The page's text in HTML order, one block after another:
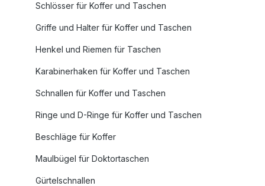
Schlösser für Koffer und Taschen
Griffe und Halter für Koffer und Taschen
Henkel und Riemen für Taschen
Karabinerhaken für Koffer und Taschen
Schnallen für Koffer und Taschen
Ringe und D-Ringe für Koffer und Taschen
Beschläge für Koffer
Maulbügel für Doktortaschen
Gürtelschnallen